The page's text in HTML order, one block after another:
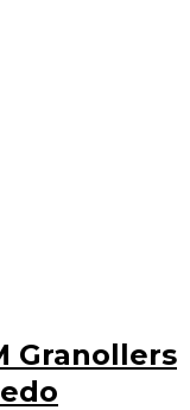
Granollers